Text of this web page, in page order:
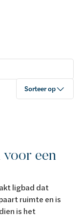
Sorteer op
voor een
ligbad dat
ruimte en is
is het